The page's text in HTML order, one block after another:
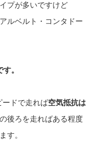
プが多いですけど
ルベルト・コンタドー
。
ードで走れば空気抵抗は
後ろを走ればある程度
す。